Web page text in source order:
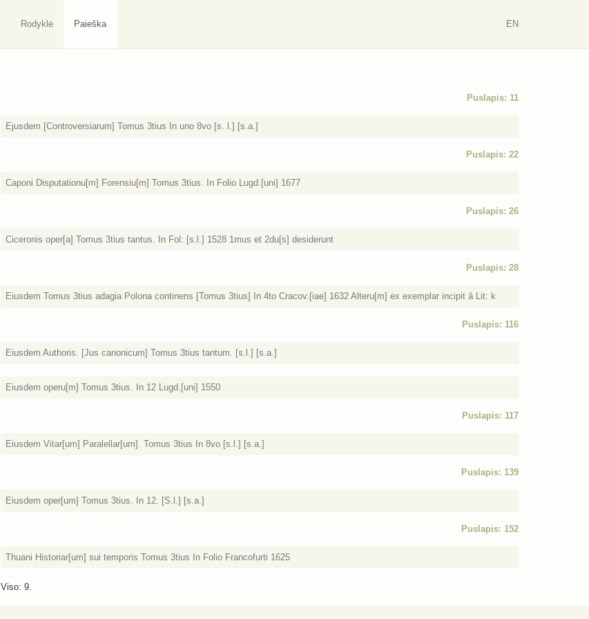
Rodyklė Paieška EN
Puslapis: 11
Ejusdem [Controversiarum] Tomus 3tius In uno 8vo [s. l.] [s.a.]
Puslapis: 22
Caponi Disputationu[m] Forensiu[m] Tomus 3tius. In Folio Lugd.[uni] 1677
Puslapis: 26
Ciceronis oper[a] Tomus 3tius tantus. In Fol: [s.l.] 1528 1mus et 2du[s] desiderunt
Puslapis: 28
Eiusdem Tomus 3tius adagia Polona continens [Tomus 3tius] In 4to Cracov.[iae] 1632 Alteru[m] ex exemplar incipit â Lit: k
Puslapis: 116
Eiusdem Authoris. [Jus canonicum] Tomus 3tius tantum. [s.l.] [s.a.]
Eiusdem operu[m] Tomus 3tius. In 12 Lugd.[uni] 1550
Puslapis: 117
Eiusdem Vitar[um] Paralellar[um]. Tomus 3tius In 8vo [s.l.] [s.a.]
Puslapis: 139
Eiusdem oper[um] Tomus 3tius. In 12. [S.l.] [s.a.]
Puslapis: 152
Thuani Historiar[um] sui temporis Tomus 3tius In Folio Francofurti 1625
Viso: 9.